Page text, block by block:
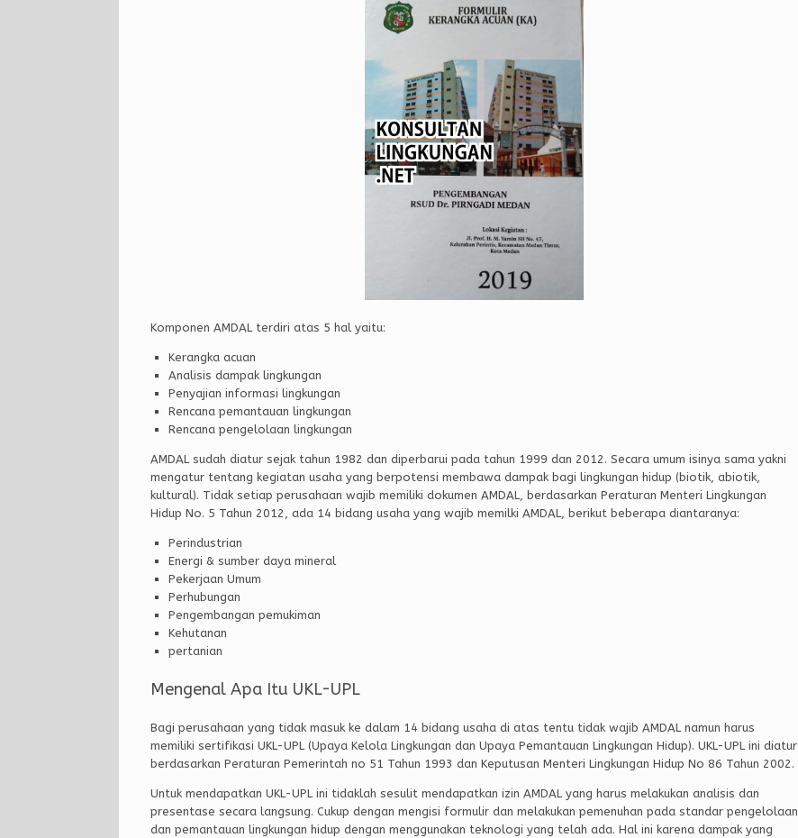
Komponen AMDAL terdiri atas 5 hal yaitu:
Kerangka acuan
Analisis dampak lingkungan
Penyajian informasi lingkungan
Rencana pemantauan lingkungan
Rencana pengelolaan lingkungan
AMDAL sudah diatur sejak tahun 1982 dan diperbarui pada tahun 1999 dan 2012. Secara umum isinya sama yakni
mengatur tentang kegiatan usaha yang berpotensi membawa dampak bagi lingkungan hidup (biotik, abiotik,
kultural). Tidak setiap perusahaan wajib memiliki dokumen AMDAL, berdasarkan Peraturan Menteri Lingkungan
Hidup No. 5 Tahun 2012, ada 14 bidang usaha yang wajib memilki AMDAL, berikut beberapa diantaranya:
Perindustrian
Energi & sumber daya mineral
Pekerjaan Umum
Perhubungan
Pengembangan pemukiman
Kehutanan
pertanian
Mengenal Apa Itu UKL-UPL
Bagi perusahaan yang tidak masuk ke dalam 14 bidang usaha di atas tentu tidak wajib AMDAL namun harus
memiliki sertifikasi UKL-UPL (Upaya Kelola Lingkungan dan Upaya Pemantauan Lingkungan Hidup). UKL-UPL ini diatur
berdasarkan Peraturan Pemerintah no 51 Tahun 1993 dan Keputusan Menteri Lingkungan Hidup No 86 Tahun 2002.
Untuk mendapatkan UKL-UPL ini tidaklah sesulit mendapatkan izin AMDAL yang harus melakukan analisis dan
presentase secara langsung. Cukup dengan mengisi formulir dan melakukan pemenuhan pada standar pengelolaan
dan pemantauan lingkungan hidup dengan menggunakan teknologi yang telah ada. Hal ini karena dampak yang